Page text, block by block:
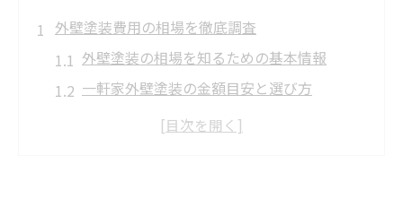
外壁塗装費用の相場を徹底調査
外壁塗装の相場を知るための基本情報
一軒家外壁塗装の金額目安と選び方
外壁塗装費用に影響する主なポイント